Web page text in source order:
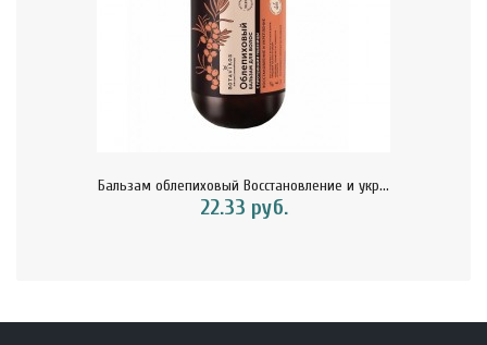
Бальзам облепиховый Восстановление и укр...
22.33 руб.